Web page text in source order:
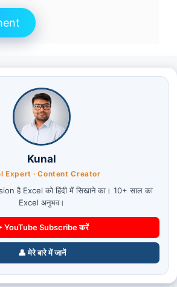
Kunal
Expert · Content Creator
है Excel को हिंदी में सिखाने का। 10+ साल का
Excel अनुभव।
YouTube Subscribe करें
👤 मेरे बारे में जानें